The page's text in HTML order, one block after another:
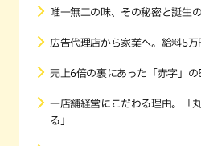
唯一無二の味、その秘密と誕生
広告代理店から家業へ。給料5万
売上6倍の裏にあった「赤字」の
一店舗経営にこだわる理由。「
る」